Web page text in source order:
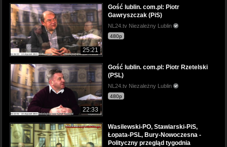
25:21
Gość lublin. com.pl: Piotr
Gawryszczak (PiS)
NL24.tv Niezależny Lublin
480p
22:33
Gość lublin. com.pl: Piotr Rzetelski
(PSL)
NL24.tv Niezależny Lublin
480p
Wasilewski-PO, Stawiarski-PiS,
Łopata-PSL, Bury-Nowoczesna -
Polityczny przegląd tygodnia